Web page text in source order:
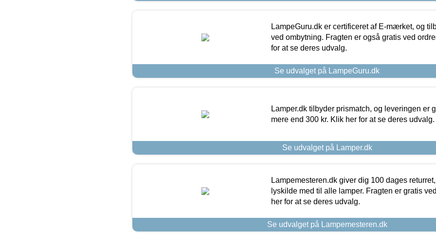
LampeGuru.dk er certificeret af E-mærket, og
ved ombytning. Fragten er også gratis ved
for at se deres udvalg.
Se udvalget på LampeGuru.dk
Lamper.dk tilbyder prismatch, og leveringen er
mere end 300 kr. Klik her for at se deres udvalg.
Se udvalget på Lamper.dk
Lampemesteren.dk giver dig 100 dages
lyskilde med til alle lamper. Fragten er gratis
her for at se deres udvalg.
Se udvalget på Lampemesteren.dk